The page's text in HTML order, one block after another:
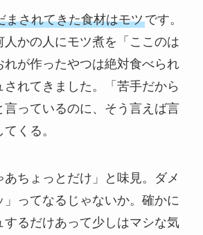
まされてきた食材はモツです。
人かの人にモツ煮を「ここのは
れが作ったやつは絶対食べられ
されてきました。「苦手だから
言っているのに、そう言えば言
くる。
ちょっとだけ」と味見。ダメ
」ってなるじゃないか。確かに
するだけあって少しはマシな気